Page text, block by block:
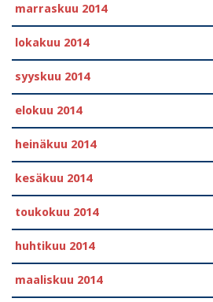
marraskuu 2014
lokakuu 2014
syyskuu 2014
elokuu 2014
heinäkuu 2014
kesäkuu 2014
toukokuu 2014
huhtikuu 2014
maaliskuu 2014